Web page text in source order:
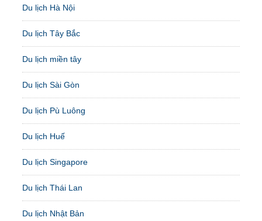
Du lịch Hà Nội
Du lịch Tây Bắc
Du lịch miền tây
Du lịch Sài Gòn
Du lịch Pù Luông
Du lịch Huế
Du lịch Singapore
Du lịch Thái Lan
Du lịch Nhật Bản